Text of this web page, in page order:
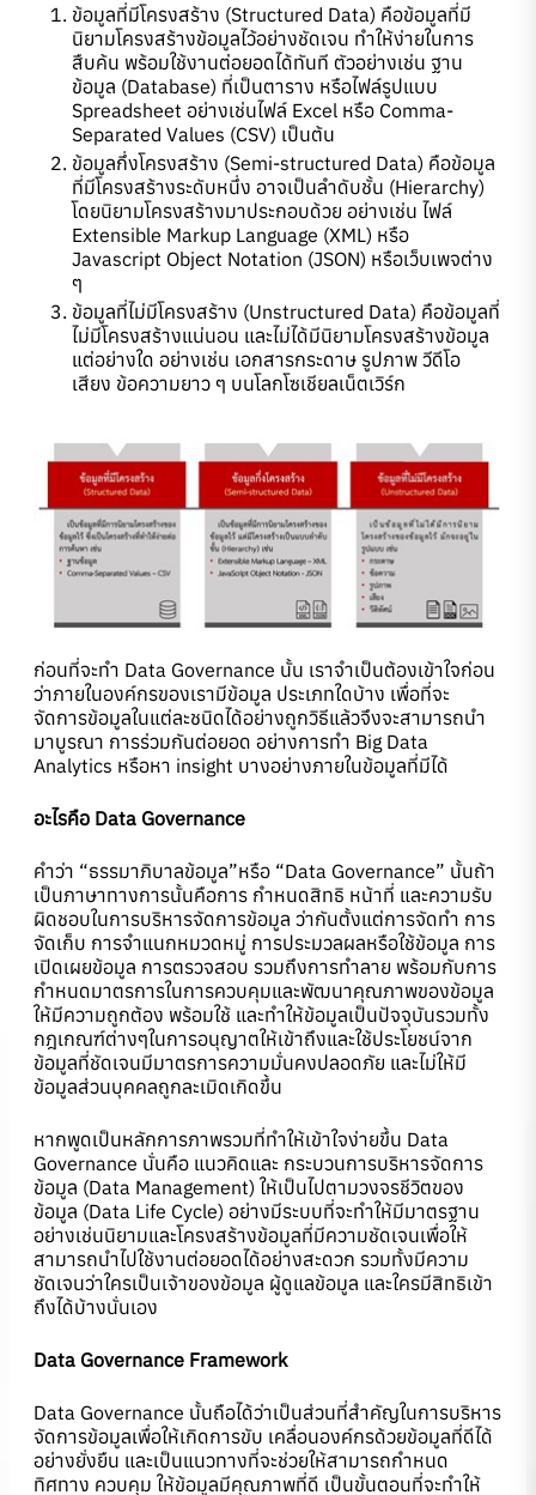
ข้อมูลที่มีโครงสร้าง (Structured Data) คือข้อมูลที่มี
นิยามโครงสร้างข้อมูลไว้อย่างชัดเจน ทำให้ง่ายในการ
สืบค้น พร้อมใช้งานต่อยอดได้ทันที ตัวอย่างเช่น ฐาน
ข้อมูล (Database) ที่เป็นตาราง หรือไฟล์รูปแบบ
Spreadsheet อย่างเช่นไฟล์ Excel หรือ Comma-
Separated Values (CSV) เป็นต้น
ข้อมูลกึ่งโครงสร้าง (Semi-structured Data) คือข้อมูล
ที่มีโครงสร้างระดับหนึ่ง อาจเป็นลำดับชั้น (Hierarchy)
โดยนิยามโครงสร้างมาประกอบด้วย อย่างเช่น ไฟล์
Extensible Markup Language (XML) หรือ
Javascript Object Notation (JSON) หรือเว็บเพจต่าง
ๆ
ข้อมูลที่ไม่มีโครงสร้าง (Unstructured Data) คือข้อมูลที่
ไม่มีโครงสร้างแน่นอน และไม่ได้มีนิยามโครงสร้างข้อมูล
แต่อย่างใด อย่างเช่น เอกสารกระดาษ รูปภาพ วีดีโอ
เสียง ข้อความยาว ๆ บนโลกโซเชียลเน็ตเวิร์ก
ก่อนที่จะทำ Data Governance นั้น เราจำเป็นต้องเข้าใจก่อน
ว่าภายในองค์กรของเรามีข้อมูล ประเภทใดบ้าง เพื่อที่จะ
จัดการข้อมูลในแต่ละชนิดได้อย่างถูกวิธีแล้วจึงจะสามารถนำ
มาบูรณา การร่วมกันต่อยอด อย่างการทำ Big Data
Analytics หรือหา insight บางอย่างภายในข้อมูลที่มีได้
อะไรคือ Data Governance
คำว่า “ธรรมาภิบาลข้อมูล”หรือ “Data Governance” นั้นถ้า
เป็นภาษาทางการนั้นคือการ กำหนดสิทธิ หน้าที่ และความรับ
ผิดชอบในการบริหารจัดการข้อมูล ว่ากันตั้งแต่การจัดทำ การ
จัดเก็บ การจำแนกหมวดหมู่ การประมวลผลหรือใช้ข้อมูล การ
เปิดเผยข้อมูล การตรวจสอบ รวมถึงการทำลาย พร้อมกับการ
กำหนดมาตรการในการควบคุมและพัฒนาคุณภาพของข้อมูล
ให้มีความถูกต้อง พร้อมใช้ และทำให้ข้อมูลเป็นปัจจุบันรวมทั้ง
กฎเกณฑ์ต่างๆในการอนุญาตให้เข้าถึงและใช้ประโยชน์จาก
ข้อมูลที่ชัดเจนมีมาตรการความมั่นคงปลอดภัย และไม่ให้มี
ข้อมูลส่วนบุคคลถูกละเมิดเกิดขึ้น
หากพูดเป็นหลักการภาพรวมที่ทำให้เข้าใจง่ายขึ้น Data
Governance นั่นคือ แนวคิดและ กระบวนการบริหารจัดการ
ข้อมูล (Data Management) ให้เป็นไปตามวงจรชีวิตของ
ข้อมูล (Data Life Cycle) อย่างมีระบบที่จะทำให้มีมาตรฐาน
อย่างเช่นนิยามและโครงสร้างข้อมูลที่มีความชัดเจนเพื่อให้
สามารถนำไปใช้งานต่อยอดได้อย่างสะดวก รวมทั้งมีความ
ชัดเจนว่าใครเป็นเจ้าของข้อมูล ผู้ดูแลข้อมูล และใครมีสิทธิเข้า
ถึงได้บ้างนั่นเอง
Data Governance Framework
Data Governance นั้นถือได้ว่าเป็นส่วนที่สำคัญในการบริหาร
จัดการข้อมูลเพื่อให้เกิดการขับ เคลื่อนองค์กรด้วยข้อมูลที่ดีได้
อย่างยั่งยืน และเป็นแนวทางที่จะช่วยให้สามารถกำหนด
ทิศทาง ควบคุม ให้ข้อมูลมีคุณภาพที่ดี เป็นขั้นตอนที่จะทำให้